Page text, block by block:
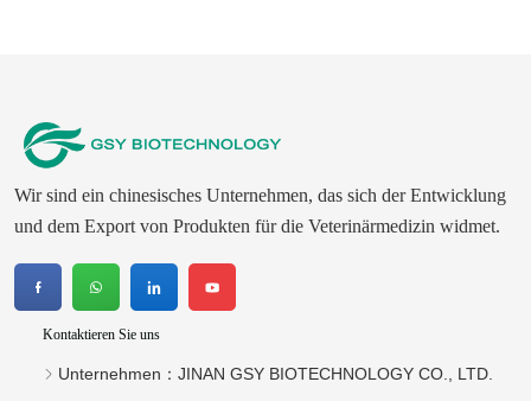
Wir sind ein chinesisches Unternehmen, das sich der Entwicklung
und dem Export von Produkten für die Veterinärmedizin widmet.
Kontaktieren Sie uns
Unternehmen： JINAN GSY BIOTECHNOLOGY CO., LTD.